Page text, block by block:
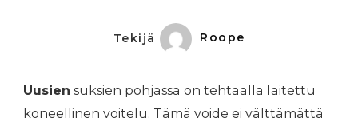
Tekijä Roope
Uusien suksien pohjassa on tehtaalla laitettu
koneellinen voitelu. Tämä voide ei välttämättä